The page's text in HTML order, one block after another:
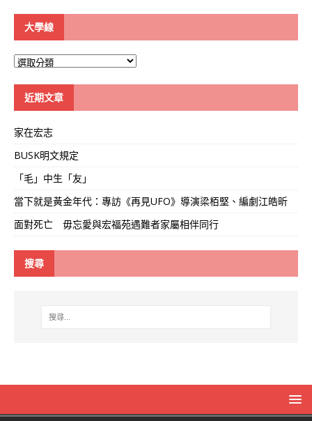
大學線
大
近期文章
家在宏志
BUSK明文規定
「毛」中生「友」
當下就是黃金年代：專訪《再見UFO》導演梁栢堅、編劇江皓昕
面對死亡 毋忘愛與宏福苑遇難者家屬相伴同行
搜尋